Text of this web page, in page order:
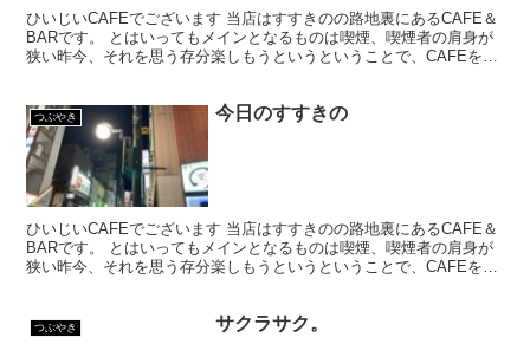
ひいじいCAFEでございます 当店はすすきのの路地裏にあるCAFE＆
BARです。 とはいってもメインとなるものは喫煙、喫煙者の肩身が
狭い昨今、それを思う存分楽しもうというということで、CAFEを名
つぶやき 今日のすすきの
ひいじいCAFEでございます 当店はすすきのの路地裏にあるCAFE＆
BARです。 とはいってもメインとなるものは喫煙、喫煙者の肩身が
狭い昨今、それを思う存分楽しもうというということで、CAFEを名
つぶやき サクラサク。